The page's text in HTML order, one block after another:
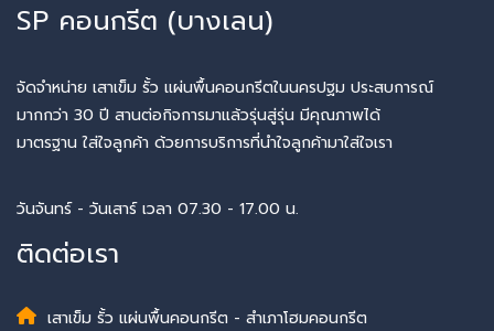
SP คอนกรีต (บางเลน)
จัดจำหน่าย เสาเข็ม รั้ว แผ่นพื้นคอนกรีตในนครปฐม ประสบการณ์
มากกว่า 30 ปี สานต่อกิจการมาแล้วรุ่นสู่รุ่น มีคุณภาพได้
มาตรฐาน ใส่ใจลูกค้า ด้วยการบริการที่นำใจลูกค้ามาใส่ใจเรา
วันจันทร์ - วันเสาร์ เวลา 07.30 - 17.00 น.
ติดต่อเรา
เสาเข็ม รั้ว แผ่นพื้นคอนกรีต - สำเภาโฮมคอนกรีต